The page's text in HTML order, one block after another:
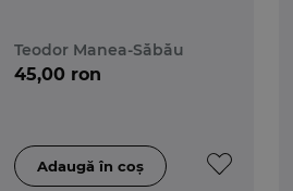
Teodor Manea-Săbău
45,00 ron